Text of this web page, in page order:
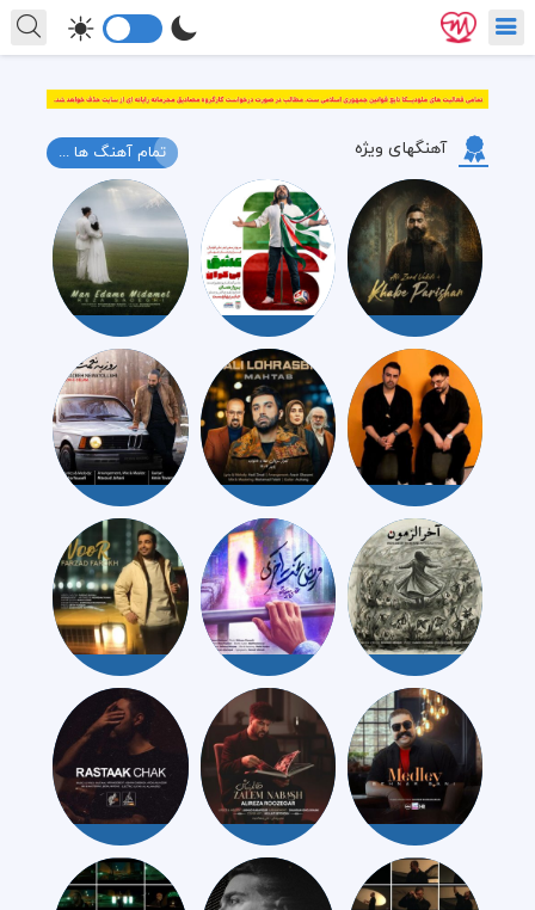
آهنگهای ویژه تمام آهنگ ها ...